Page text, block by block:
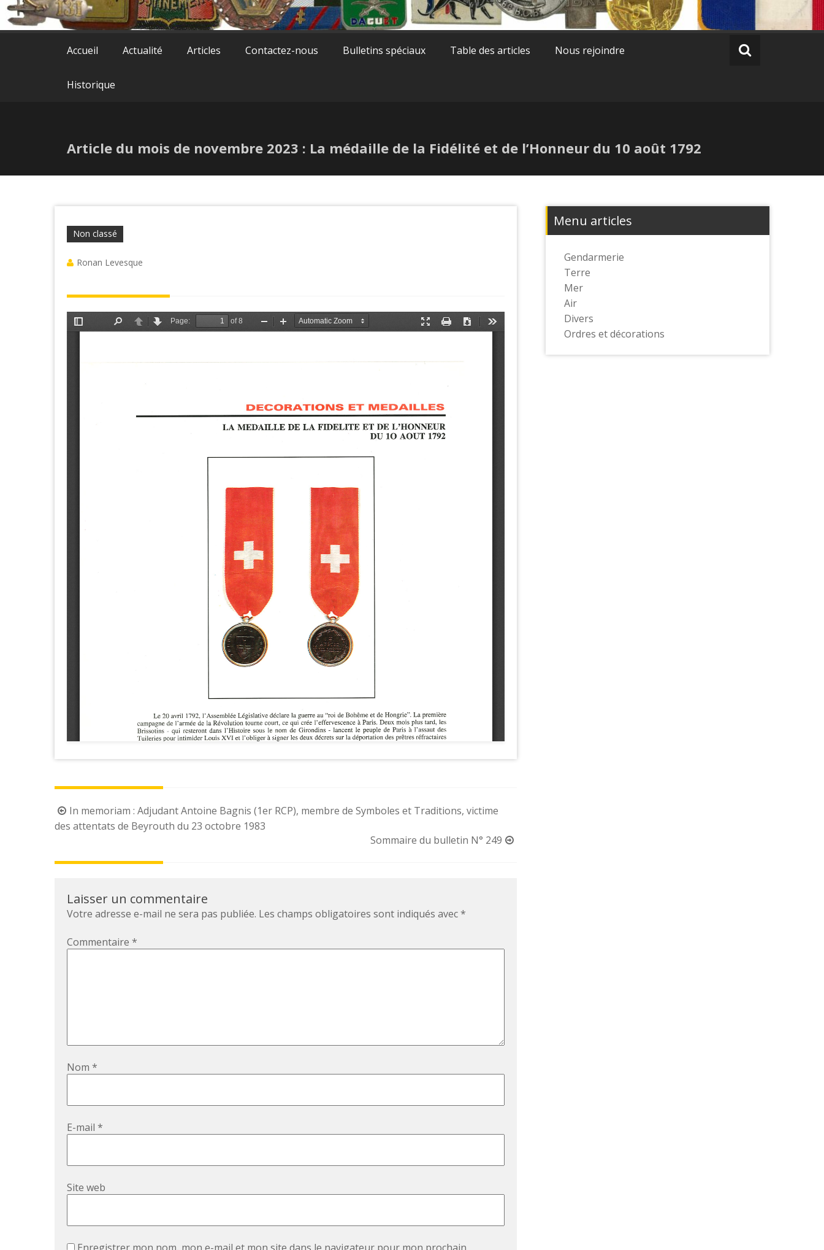
Accueil Actualité Articles Contactez-nous Bulletins spéciaux Table des articles Nous rejoindre
Historique
Article du mois de novembre 2023 : La médaille de la Fidélité et de l’Honneur du 10 août 1792
Non classé
Ronan Levesque
Post
navigation
In memoriam : Adjudant Antoine Bagnis (1er RCP), membre de Symboles et Traditions, victime
des attentats de Beyrouth du 23 octobre 1983
Sommaire du bulletin N° 249
Laisser un commentaire
Votre adresse e-mail ne sera pas publiée. Les champs obligatoires sont indiqués avec*
Commentaire *
Nom *
E-mail *
Site web
Menu articles
Gendarmerie
Terre
Mer
Air
Divers
Ordres et décorations